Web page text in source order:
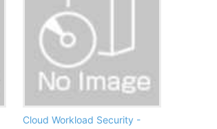
Cloud Workload Security -